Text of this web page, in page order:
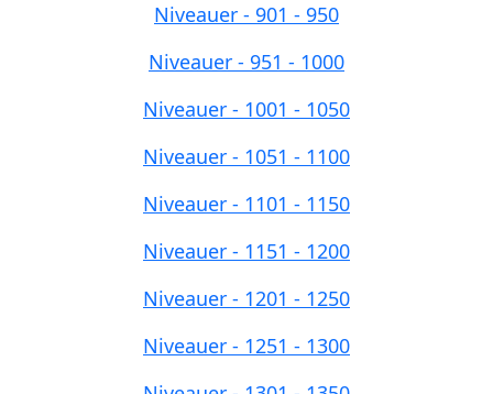
Niveauer - 901 - 950
Niveauer - 951 - 1000
Niveauer - 1001 - 1050
Niveauer - 1051 - 1100
Niveauer - 1101 - 1150
Niveauer - 1151 - 1200
Niveauer - 1201 - 1250
Niveauer - 1251 - 1300